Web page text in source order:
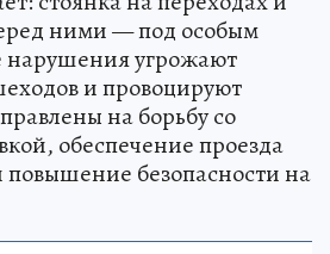
ними — под особым
нарушения угрожают
и провоцируют
на борьбу со
обеспечение проезда
повышение безопасности на